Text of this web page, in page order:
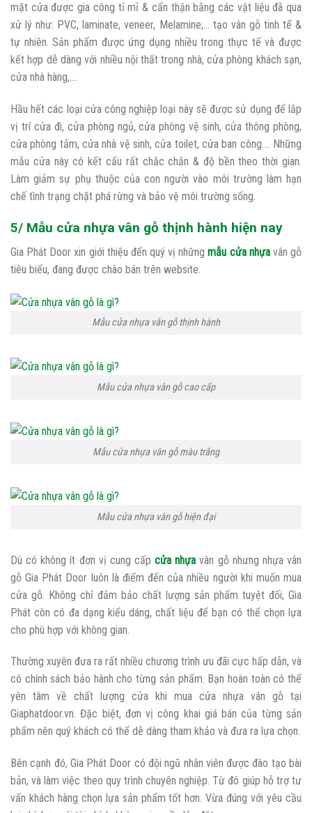
mặt cửa được gia công tỉ mỉ & cẩn thận bằng các vật liệu đã qua
xử lý như: PVC, laminate, veneer, Melamine,… tạo vân gỗ tinh tế &
tự nhiên. Sản phẩm được ứng dụng nhiều trong thực tế và được
kết hợp dễ dàng với nhiều nội thất trong nhà, cửa phòng khách sạn,
cửa nhà hàng,.…
Hầu hết các loại cửa công nghiệp loại này sẽ được sử dụng để lắp
vị trí cửa đi, cửa phòng ngủ, cửa phòng vệ sinh, cửa thông phòng,
cửa phòng tắm, cửa nhà vệ sinh, cửa toilet, cửa ban công…. Những
mẫu cửa này có kết cấu rất chắc chắn & độ bền theo thời gian.
Làm giảm sự phụ thuộc của con người vào môi trường làm hạn
chế tình trạng chặt phá rừng và bảo vệ môi trường sống.
5/ Mẫu cửa nhựa vân gỗ thịnh hành hiện nay
Gia Phát Door xin giới thiệu đến quý vị nhữngmẫu cửa nhựavân gỗ
tiêu biểu, đang được chào bán trên website.
Mẫu cửa nhựa vân gỗ thịnh hành
Mẫu cửa nhựa vân gỗ cao cấp
Mẫu cửa nhựa vân gỗ màu trắng
Mẫu cửa nhựa vân gỗ hiện đại
Dù có không ít đơn vị cung cấpcửa nhựa vân gỗ nhưng nhựa vân
gỗ Gia Phát Door luôn là điểm đến của nhiều người khi muốn mua
cửa gỗ. Không chỉ đảm bảo chất lượng sản phẩm tuyệt đối, Gia
Phát còn có đa dạng kiểu dáng, chất liệu để bạn có thể chọn lựa
cho phù hợp với không gian.
Thường xuyên đưa ra rất nhiều chương trình ưu đãi cực hấp dẫn, và
có chính sách bảo hành cho từng sản phẩm. Bạn hoàn toàn có thể
yên tâm về chất lượng cửa khi mua cửa nhựa vân gỗ tại
Giaphatdoor.vn. Đặc biệt, đơn vị công khai giá bán của từng sản
phẩm nên quý khách có thể dễ dàng tham khảo và đưa ra lựa chọn.
Bên cạnh đó, Gia Phát Door có đội ngũ nhân viên được đào tạo bài
bản, và làm việc theo quy trình chuyên nghiệp. Từ đó giúp hỗ trợ tư
vấn khách hàng chọn lựa sản phẩm tốt hơn. Vừa đúng với yêu cầu